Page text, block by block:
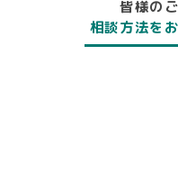
皆様の
相談方法を